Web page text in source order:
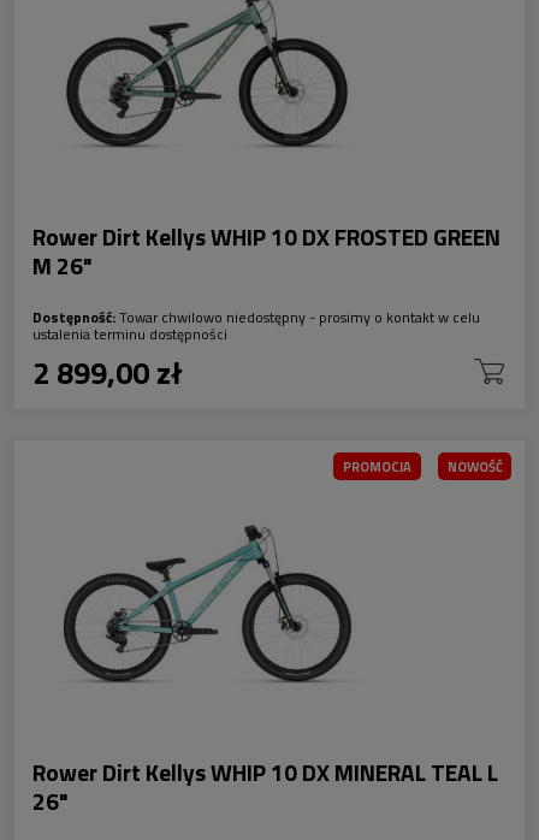
Rower Dirt Kellys WHIP 10 DX FROSTED GREEN
M 26"
Dostępność:Towar chwilowo niedostępny - prosimy o kontakt w celu
ustalenia terminu dostępności
2 899,00 zł
Rower Dirt Kellys WHIP 10 DX MINERAL TEAL L
26"
PROMOCJA NOWOŚĆ